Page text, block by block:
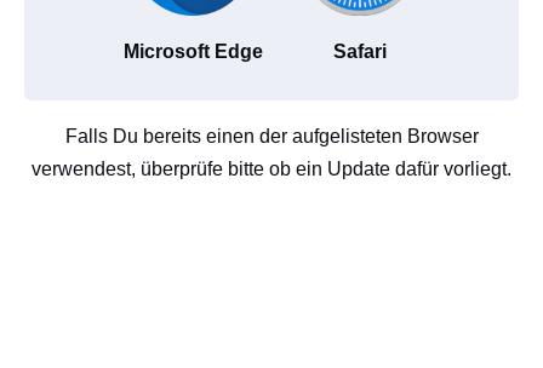
Microsoft Edge Safari
Falls Du bereits einen der aufgelisteten Browser
verwendest, überprüfe bitte ob ein Update dafür vorliegt.